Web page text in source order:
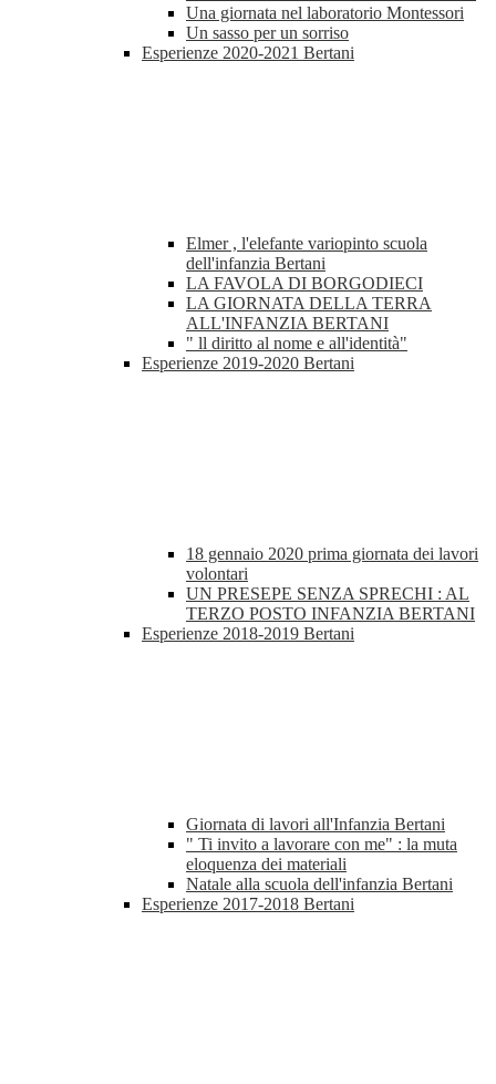
Una giornata nel laboratorio Montessori
Un sasso per un sorriso
Esperienze 2020-2021 Bertani
Elmer , l'elefante variopinto scuola
dell'infanzia Bertani
LA FAVOLA DI BORGODIECI
LA GIORNATA DELLA TERRA
ALL'INFANZIA BERTANI
" ll diritto al nome e all'identità"
Esperienze 2019-2020 Bertani
18 gennaio 2020 prima giornata dei lavori
volontari
UN PRESEPE SENZA SPRECHI : AL
TERZO POSTO INFANZIA BERTANI
Esperienze 2018-2019 Bertani
Giornata di lavori all'Infanzia Bertani
" Ti invito a lavorare con me" : la muta
eloquenza dei materiali
Natale alla scuola dell'infanzia Bertani
Esperienze 2017-2018 Bertani